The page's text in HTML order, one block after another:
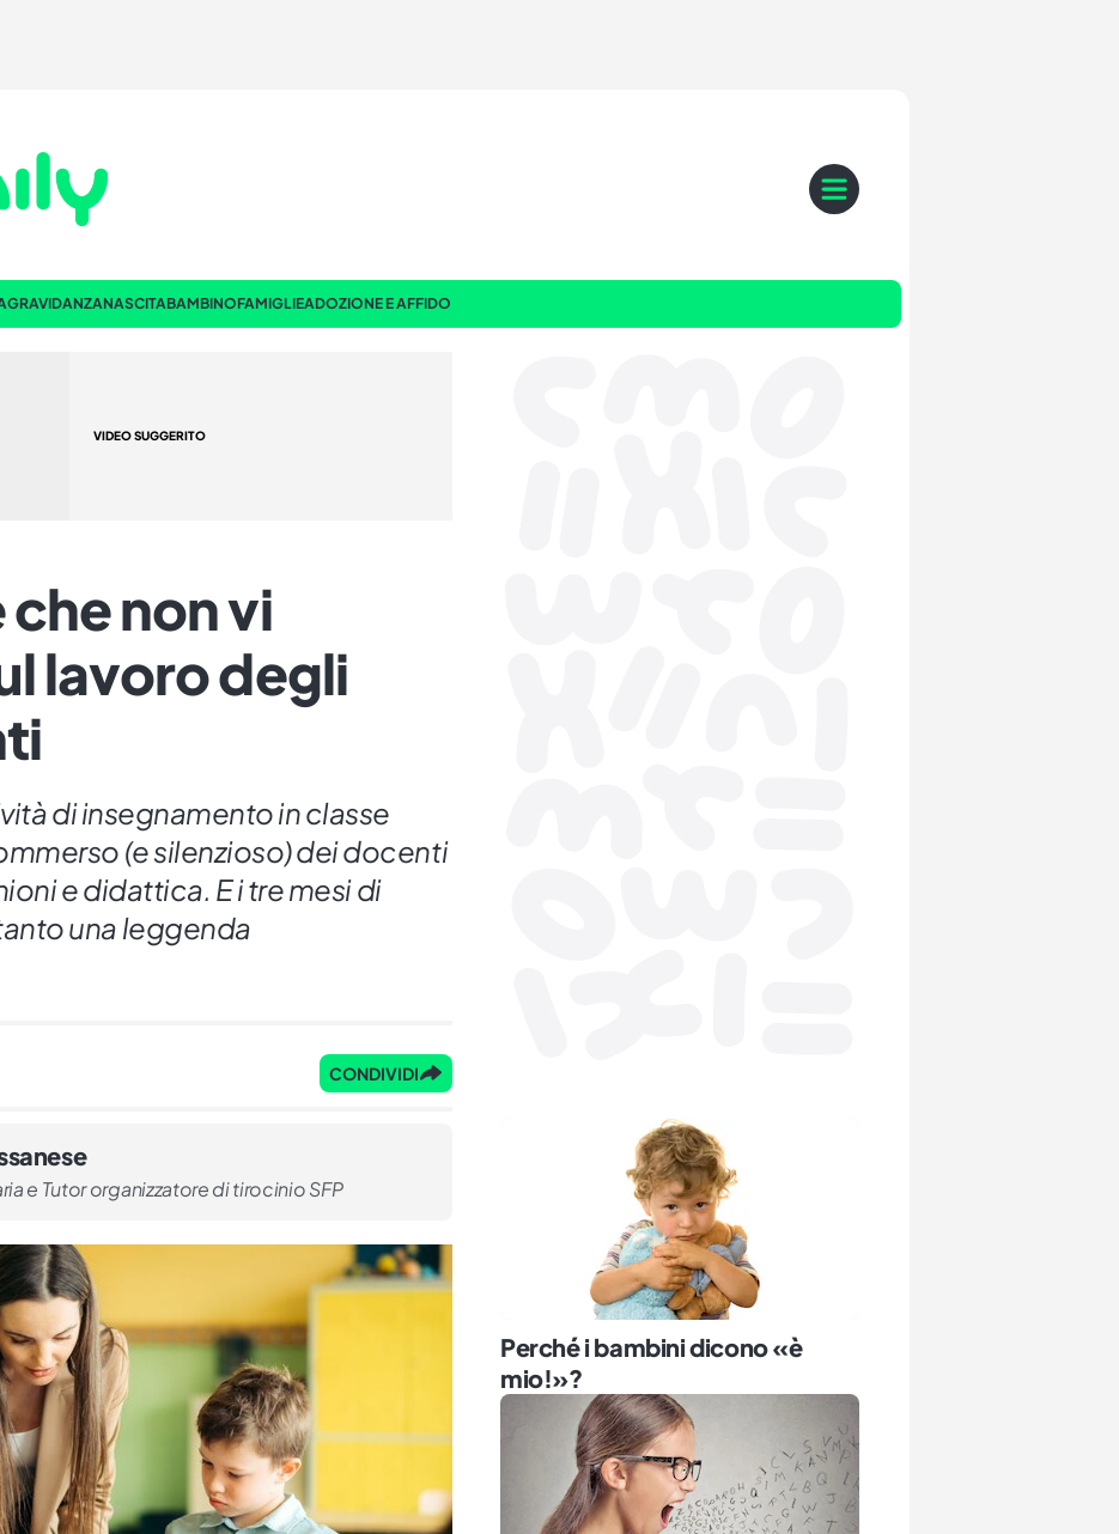
GRAVIDANZANASCITABAMBINOFAMIGLIEADOZIONE E AFFIDO
VIDEO SUGGERITO
che non vi
lavoro degli
di insegnamento in classe
(e silenzioso) dei docenti
e didattica. E i tre mesi di
una leggenda
CONDIVIDI
e Tutor organizzatore di tirocinio SFP
Perché i bambini dicono «è
mio!»?